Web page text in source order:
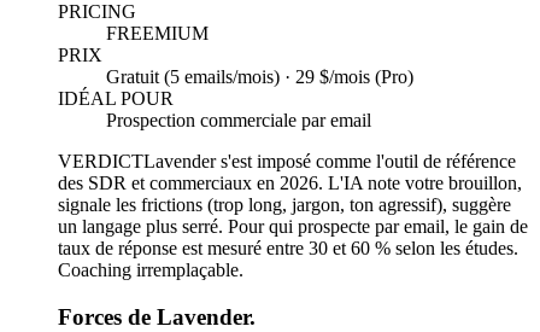
PRICING
FREEMIUM
PRIX
Gratuit (5 emails/mois) · 29 $/mois (Pro)
IDÉAL POUR
Prospection commerciale par email
VERDICTLavender s'est imposé comme l'outil de référence
des SDR et commerciaux en 2026. L'IA note votre brouillon,
signale les frictions (trop long, jargon, ton agressif), suggère
un langage plus serré. Pour qui prospecte par email, le gain de
taux de réponse est mesuré entre 30 et 60 % selon les études.
Coaching irremplaçable.
Forces de Lavender.